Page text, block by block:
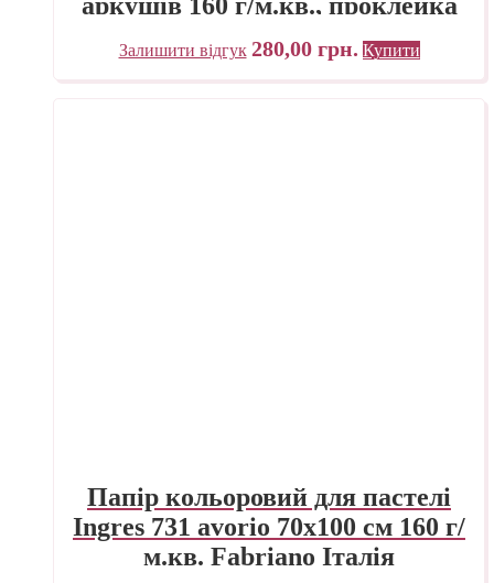
Залишити відгук 280,00 грн. Купити
Папір кольоровий для пастелі
Ingres 731 avorio 70х100 см 160 г/
м.кв. Fabriano Італія